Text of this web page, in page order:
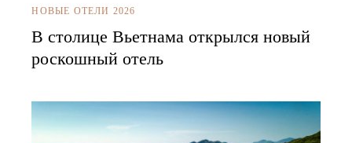
НОВЫЕ ОТЕЛИ 2026
В столице Вьетнама открылся новый
роскошный отель